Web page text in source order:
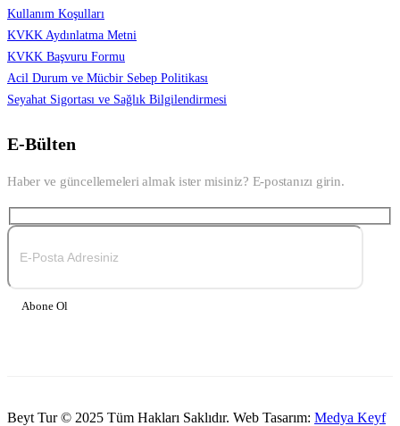
Kullanım Koşulları
KVKK Aydınlatma Metni
KVKK Başvuru Formu
Acil Durum ve Mücbir Sebep Politikası
Seyahat Sigortası ve Sağlık Bilgilendirmesi
E-Bülten
Haber ve güncellemeleri almak ister misiniz? E-postanızı girin.
Abone Ol
Beyt Tur © 2025 Tüm Hakları Saklıdır. Web Tasarım: Medya Keyf